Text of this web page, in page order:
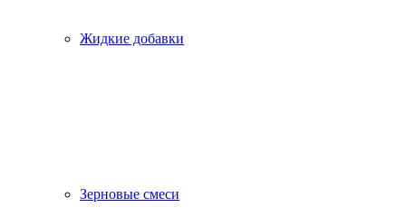
Жидкие добавки
Зерновые смеси